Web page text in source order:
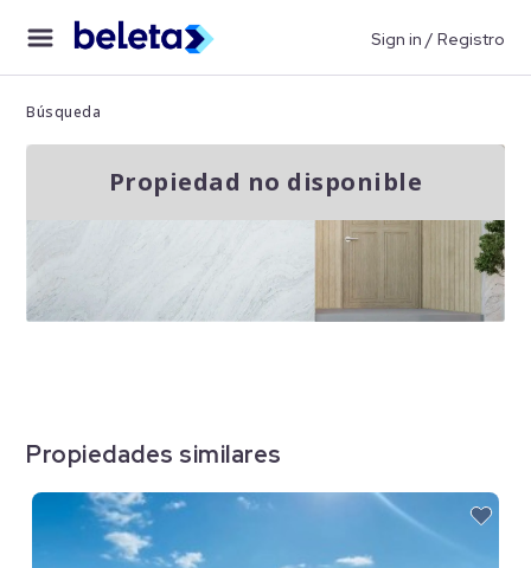
Sign in / Registro
Búsqueda
Propiedad no disponible
Propiedades similares